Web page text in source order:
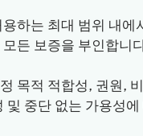
하는 최대 범위 내에
든 보증을 부인합니
목적 적합성, 권원,
및 중단 없는 가용성